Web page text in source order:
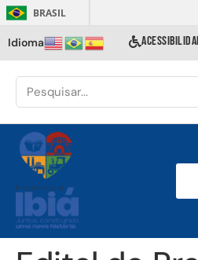
BRASIL
Idioma